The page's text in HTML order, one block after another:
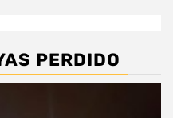
PERDIDO